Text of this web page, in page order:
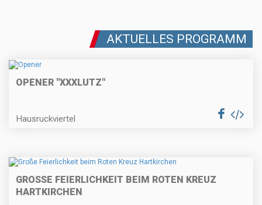
AKTUELLES PROGRAMM
OPENER "XXXLUTZ"
Hausruckviertel
GROSSE FEIERLICHKEIT BEIM ROTEN KREUZ H
ARTKIRCHEN